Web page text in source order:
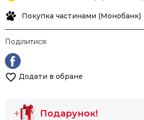
Покупка частинами (Монобанк)
Поділитися:
Додати в обране
Подарунок!